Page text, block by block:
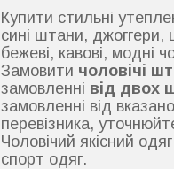
Купити стильні
сині штани, джоггери,
бежеві, кавові, модні
Замовити чоловічі
замовленні від двох
замовленні від
перевізника,
Чоловічий якісний
спорт одяг.